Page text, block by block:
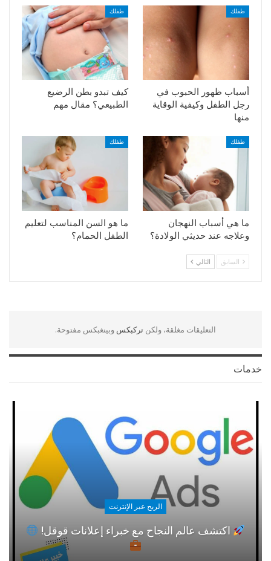
طفلك
أسباب ظهور الحبوب في
رجل الطفل وكيفية الوقاية
منها
طفلك
كيف تبدو بطن الرضيع
الطبيعي؟ مقال مهم
طفلك
ما هي أسباب النهجان
وعلاجه عند حديثي الولادة؟
طفلك
ما هو السن المناسب لتعليم
الطفل الحمام؟
السابق التالي
التعليقات مغلقة، ولكن تركبكس وبينغبكس مفتوحة.
خدمات
الربح عبر الإنترنت
اكتشف عالم النجاح مع خبراء إعلانات قوقل!